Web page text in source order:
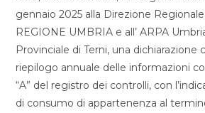
gennaio 2025 alla Direzione
REGIONE UMBRIA e all’ ARPA
Provinciale di Terni, una dichiarazione
riepilogo annuale delle informazioni
“A” del registro dei controlli, con
di consumo di appartenenza al